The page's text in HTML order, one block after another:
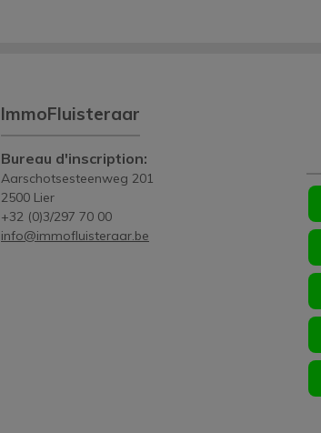
ImmoFluisteraar
Bureau d'inscription:
Aarschotsesteenweg 201
2500 Lier
+32 (0)3/297 70 00
info@immofluisteraar.be